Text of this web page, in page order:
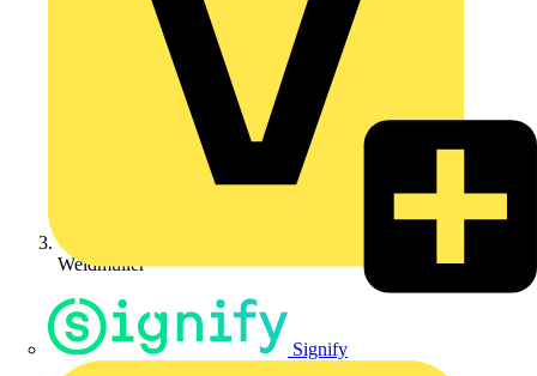
Signify
Weidmüller